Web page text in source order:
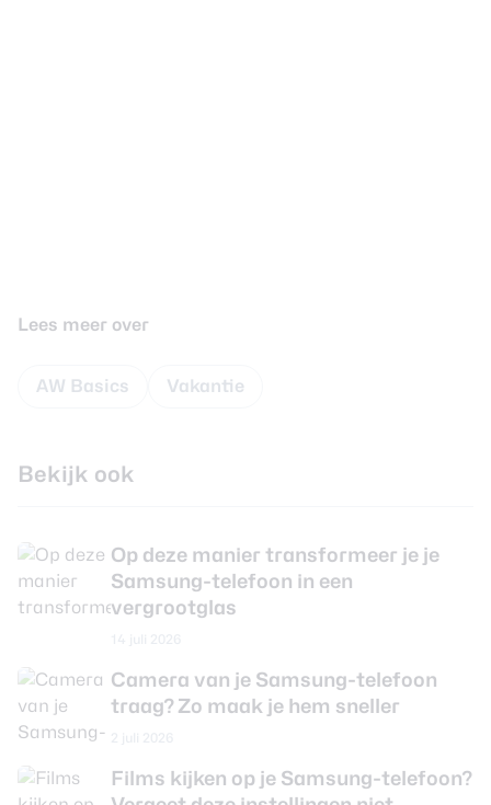
Lees meer over
AW Basics Vakantie
Bekijk ook
Op deze manier transformeer je je
Samsung-telefoon in een
vergrootglas
Camera van je Samsung-telefoon
traag? Zo maak je hem sneller
Films kijken op je Samsung-telefoon?